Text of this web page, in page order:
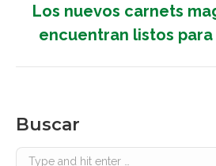
Next
post:
Los nuevos carnets
encuentran listos
Buscar
Search: